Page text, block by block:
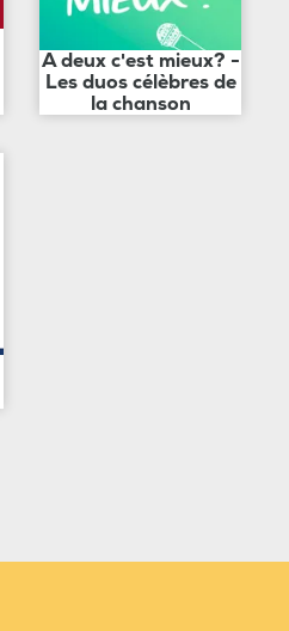
A deux c'est mieux? -
Les duos célèbres de
la chanson